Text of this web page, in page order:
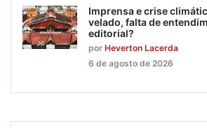
Imprensa e crise
velado, falta de
editorial?
por Heverton Lacerda
6 de agosto de 2026